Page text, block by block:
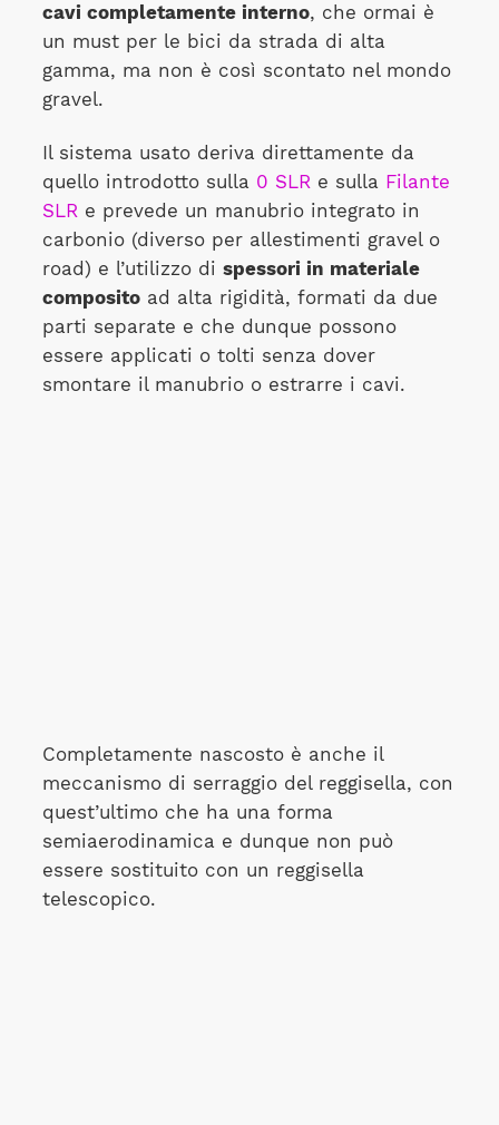
cavi completamente interno, che ormai è
un must per le bici da strada di alta
gamma, ma non è così scontato nel mondo
gravel.
Il sistema usato deriva direttamente da
quello introdotto sulla0 SLRe sulla Filante
SLRe prevede un manubrio integrato in
carbonio (diverso per allestimenti gravel o
road) e l’utilizzo di spessori in materiale
compositoad alta rigidità, formati da due
parti separate e che dunque possono
essere applicati o tolti senza dover
smontare il manubrio o estrarre i cavi.
Completamente nascosto è anche il
meccanismo di serraggio del reggisella, con
quest’ultimo che ha una forma
semiaerodinamica e dunque non può
essere sostituito con un reggisella
telescopico.